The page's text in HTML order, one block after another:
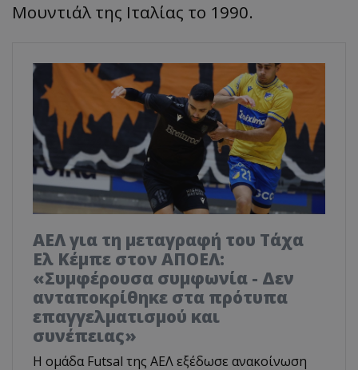
Μουντιάλ της Ιταλίας το 1990.
ΑΕΛ για τη μεταγραφή του Τάχα
Ελ Κέμπε στον ΑΠΟΕΛ:
«Συμφέρουσα συμφωνία - Δεν
ανταποκρίθηκε στα πρότυπα
επαγγελματισμού και
συνέπειας»
Η ομάδα Futsal της ΑΕΛ εξέδωσε ανακοίνωση